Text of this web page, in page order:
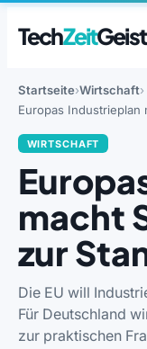
TechZeitGeist
Startseite Wirtschaft
Europas Industrieplan
WIRTSCHAFT
macht
zur
Die EU will
Für Deutschland
zur praktischen